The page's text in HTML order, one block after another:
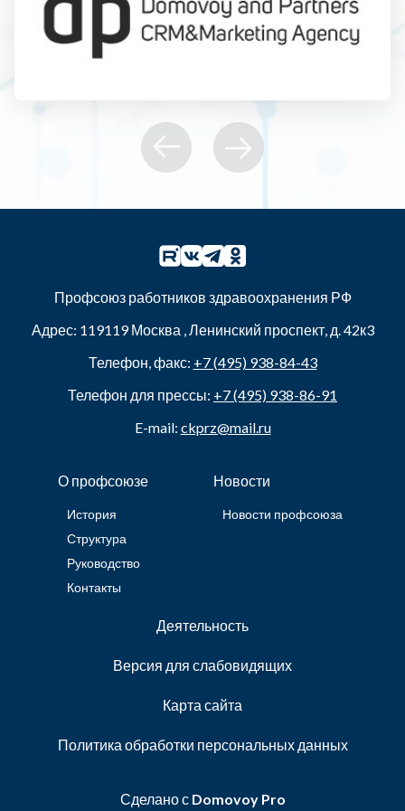
Профсоюз работников здравоохранения РФ
Адрес: 119119Москва ,Ленинский проспект, д. 42к3
Телефон, факс: +7 (495) 938-84-43
Телефон для прессы: +7 (495) 938-86-91
E-mail: ckprz@mail.ru
О профсоюзе
История
Структура
Руководство
Контакты
Новости
Новости профсоюза
Деятельность
Версия для слабовидящих
Карта сайта
Политика обработки персональных данных
Сделано с Domovoy Pro